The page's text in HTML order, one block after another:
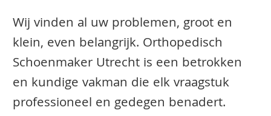
Wij vinden al uw problemen, groot en
klein, even belangrijk. Orthopedisch
Schoenmaker Utrecht is een betrokken
en kundige vakman die elk vraagstuk
professioneel en gedegen benadert.